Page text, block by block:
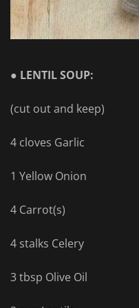
● LENTIL SOUP:
(cut out and keep)
4 cloves Garlic
1 Yellow Onion
4 Carrot(s)
4 stalks Celery
3 tbsp Olive Oil